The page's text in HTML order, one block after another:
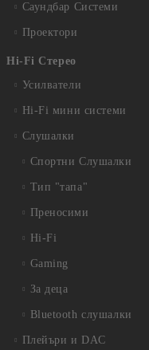
Саундбар Системи
Проектори
Hi-Fi Стерео
Усилватели
Hi-Fi мини системи
Слушалки
Спортни Слушалки
Тип "тапа"
Преносими
Hi-Fi
Gaming
За деца
Bluetooth слушалки
Плейъри и DAC